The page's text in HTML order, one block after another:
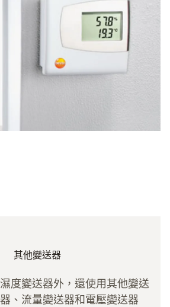
其他變送器
度變送器外，還使用其他變送
、流量變送器和電壓變送器